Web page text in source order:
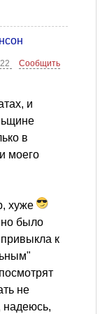
Сообщить
и
в
моего
хуже
было
к
не
надеюсь,